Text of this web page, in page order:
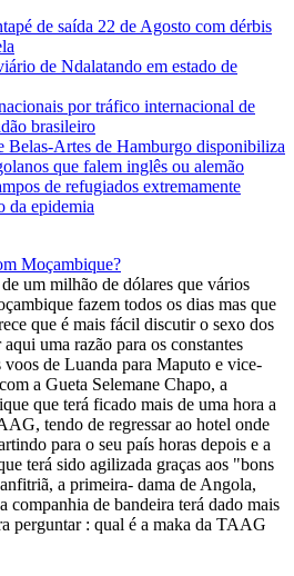
de saída 22 de Agosto com dérbis
de Ndalatando em estado de
por tráfico internacional de
brasileiro
Belas-Artes de Hamburgo disponibiliza
que falem inglês ou alemão
de refugiados extremamente
da epidemia
Moçambique?
um milhão de dólares que vários
fazem todos os dias mas que
que é mais fácil discutir o sexo dos
uma razão para os constantes
voos de Luanda para Maputo e vice-
a Gueta Selemane Chapo, a
que terá ficado mais de uma hora a
tendo de regressar ao hotel onde
para o seu país horas depois e a
terá sido agilizada graças aos "bons
a primeira- dama de Angola,
companhia de bandeira terá dado mais
perguntar : qual é a maka da TAAG